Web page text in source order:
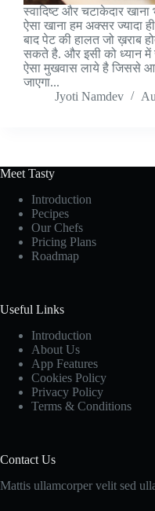
स्वादिष्ट और चटाकेदार
ऐसा खाना हम अक्सर ज्यादा
बाद पेट की हालत जो ख़राब
सकते है. और इसी को ध्यान
ऐसा मुखवास लाये है जिससे
जाएगा...
Jyoti Namdev
Meet Tasty
Introduction
Pecipes
Our Chefs
Pricing Plans
Roadmap
Useful Links
Introduction
About Us
App Features
Cookies Policy
Privacy Policy
Terms & Conditions
Contact Us
Mattis ullamcorper velit sed